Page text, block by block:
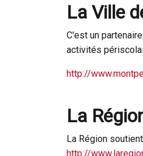
La Ville
C'est un
activités
http://
La
La Région
http://